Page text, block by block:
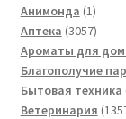
товаров
Анимонда 11
товар
Аптека 30573057
Ароматы для
Благополучие
Бытовая техника
Ветеринария